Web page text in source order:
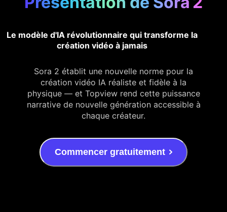
Le modèle d'IA révolutionnaire qui transforme la
création vidéo à jamais
Sora 2 établit une nouvelle norme pour la
création vidéo IA réaliste et fidèle à la
physique — et Topview rend cette puissance
narrative de nouvelle génération accessible à
chaque créateur.
Commencer gratuitement